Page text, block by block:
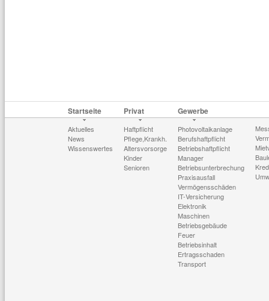
Startseite
Aktuelles
News
Wissenswertes
Privat
Haftpflicht
Pflege,Krankh.
Altersvorsorge
Kinder
Senioren
Gewerbe
Photovoltaikanlage
Berufshaftpflicht
Betriebshaftpflicht
Manager
Betriebsunterbrechung
Praxisausfall
Vermögensschäden
IT-Versicherung
Elektronik
Maschinen
Betriebsgebäude
Feuer
Betriebsinhalt
Ertragsschaden
Transport